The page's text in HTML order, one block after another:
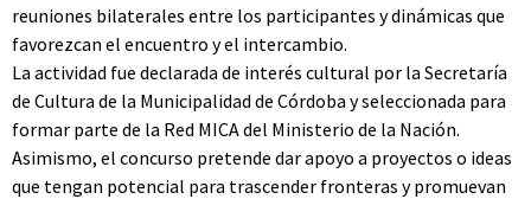
reuniones bilaterales entre los participantes y dinámicas que
favorezcan el encuentro y el intercambio.
La actividad fue declarada de interés cultural por la Secretaría
de Cultura de la Municipalidad de Córdoba y seleccionada para
formar parte de la Red MICA del Ministerio de la Nación.
Asimismo, el concurso pretende dar apoyo a proyectos o ideas
que tengan potencial para trascender fronteras y promuevan